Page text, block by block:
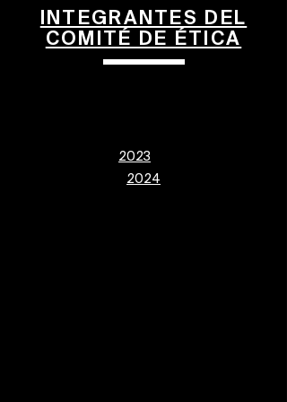
INTEGRANTES DEL
COMITÉ DE ÉTICA
2023
2024